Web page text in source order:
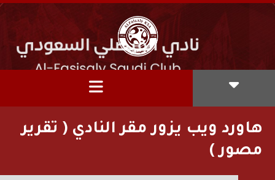
هاورد ويب يزور مقر النادي ( تقرير
مصور )